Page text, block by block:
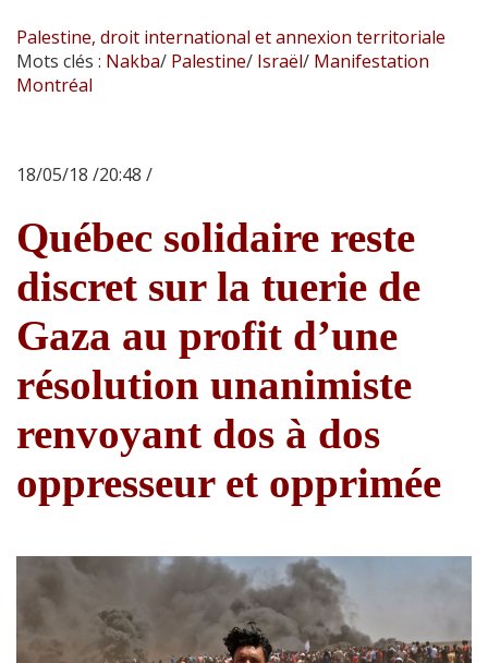
Palestine, droit international et annexion territoriale
Mots clés : Nakba/ Palestine/ Israël/ Manifestation
Montréal
18/05/18 /20:48 /
Québec solidaire reste
discret sur la tuerie de
Gaza au profit d’une
résolution unanimiste
renvoyant dos à dos
oppresseur et opprimée